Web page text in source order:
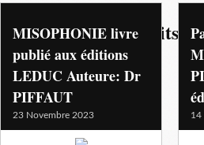
intolerance aux bruits
MISOPHONIE livre
publié aux éditions
LEDUC Auteure: Dr
PIFFAUT
23 Novembre 2023 14